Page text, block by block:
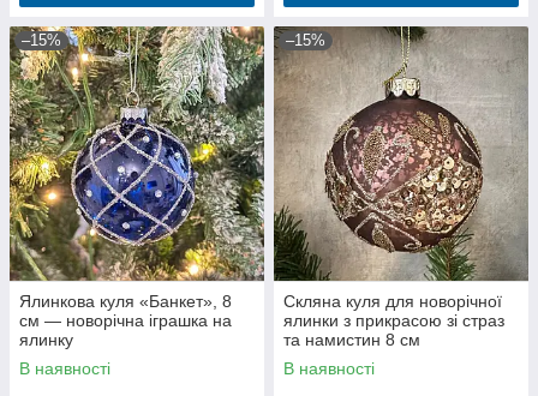
–15%
Ялинкова куля «Банкет», 8
см — новорічна іграшка на
ялинку
В наявності
–15%
Скляна куля для новорічної
ялинки з прикрасою зі страз
та намистин 8 см
В наявності